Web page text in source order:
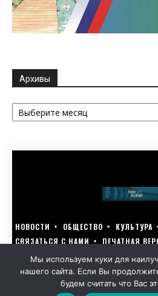
Архивы
Архивы
НОВОСТИ ОБЩЕСТВО КУЛЬТУРА
СВЯЗАТЬСЯ С НАМИ
ПЕЧАТНАЯ
ГОЛОСУЙ ЗА БЛАГОУСТРОЙСТВО
GOLOS-NAZRANI.RU ВСЕ ПРАВА
ПОЛИТИКА ОБРАБОТКИ
Мы используем куки для
нашего сайта. Если Вы
будем считать что Вас